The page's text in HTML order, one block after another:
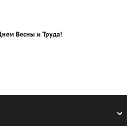
Весны и Труда!